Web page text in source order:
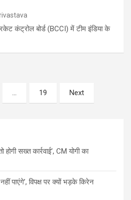
कंट्रोल बोर्ड (BCCI) में टीम इंडिया के
… 19 Next
सख्त कार्रवाई’, CM योगी का
पाएंगे’, विपक्ष पर क्यों भड़के किरेन